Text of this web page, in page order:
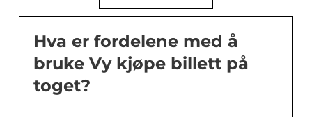
Hva er fordelene med å
bruke Vy kjøpe billett på
toget?